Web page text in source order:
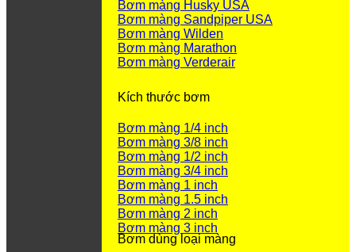
Bơm màng Husky USA
Bơm màng Sandpiper USA
Bơm màng Wilden
Bơm màng Marathon
Bơm màng Verderair
Kích thước bơm
Bơm màng 1/4 inch
Bơm màng 3/8 inch
Bơm màng 1/2 inch
Bơm màng 3/4 inch
Bơm màng 1 inch
Bơm màng 1.5 inch
Bơm màng 2 inch
Bơm màng 3 inch
Bơm dùng loại màng